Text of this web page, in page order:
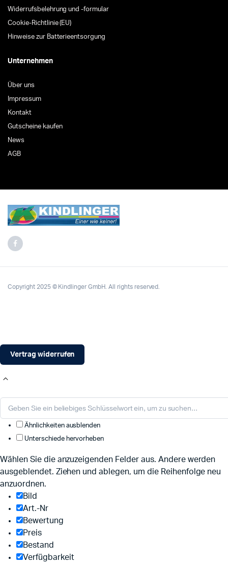
Widerrufsbelehrung und -formular
Cookie-Richtlinie (EU)
Hinweise zur Batterieentsorgung
Unternehmen
Über uns
Impressum
Kontakt
Gutscheine kaufen
News
AGB
Copyright 2025 © Kindlinger GmbH. All rights reserved.
Vertrag widerrufen
Ähnlichkeiten ausblenden
Unterschiede hervorheben
Wählen Sie die anzuzeigenden Felder aus. Andere werden
ausgeblendet. Ziehen und ablegen, um die Reihenfolge neu
anzuordnen.
Bild
Art.-Nr
Bewertung
Preis
Bestand
Verfügbarkeit